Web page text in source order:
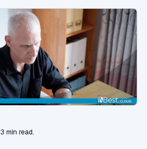
3 min read.